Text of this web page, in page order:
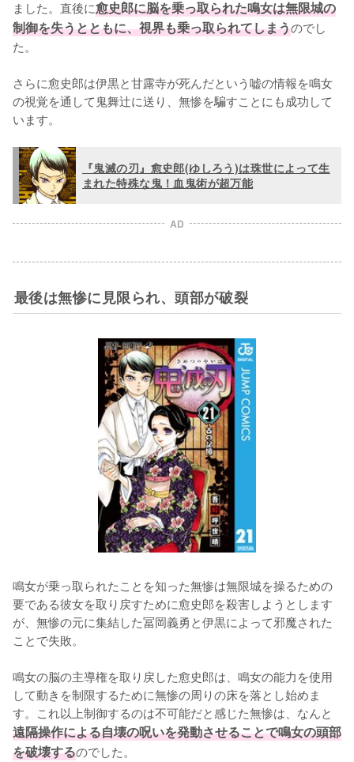
ました。直後に愈史郎に脳を乗っ取られた鳴女は無限城の
制御を失うとともに、視界も乗っ取られてしまうのでし
た。
さらに愈史郎は伊黒と甘露寺が死んだという嘘の情報を鳴女
の視覚を通して鬼舞辻に送り、無惨を騙すことにも成功して
います。
『鬼滅の刃』愈史郎(ゆしろう)は珠世によって生
まれた特殊な鬼！血鬼術が超万能
AD
最後は無惨に見限られ、頭部が破裂
鳴女が乗っ取られたことを知った無惨は無限城を操るための
要である彼女を取り戻すために愈史郎を殺害しようとします
が、無惨の元に集結した冨岡義勇と伊黒によって邪魔された
ことで失敗。
鳴女の脳の主導権を取り戻した愈史郎は、鳴女の能力を使用
して動きを制限するために無惨の周りの床を落とし始めま
す。これ以上制御するのは不可能だと感じた無惨は、なんと
遠隔操作による自壊の呪いを発動させることで鳴女の頭部
を破壊するのでした。